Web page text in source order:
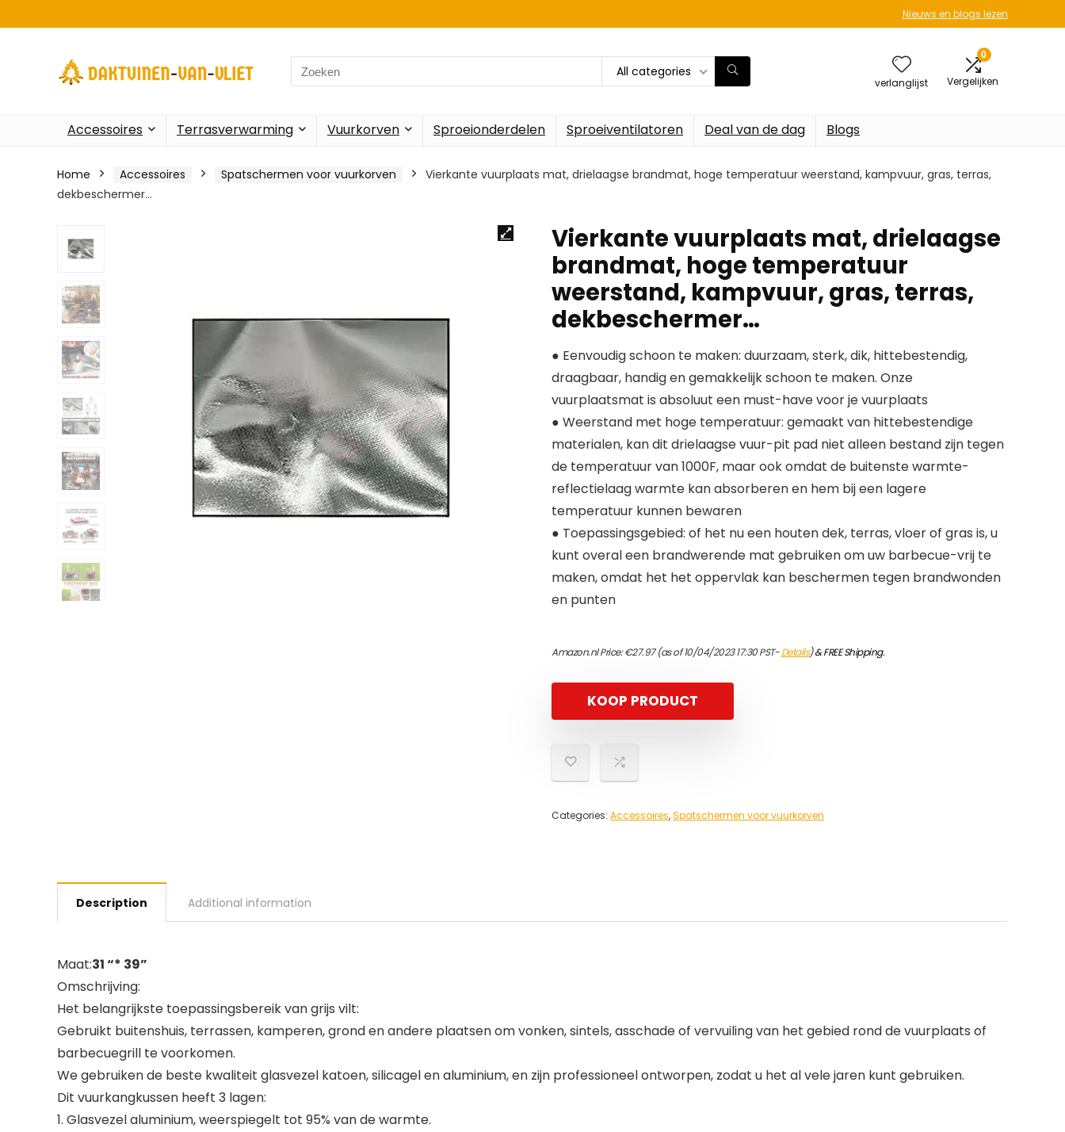
Nieuws en blogs lezen
Search
for:
All categories
verlanglijst
0
Vergelijken
Accessoires Terrasverwarming Vuurkorven Sproeionderdelen Sproeiventilatoren Deal van de dag Blogs
Home Accessoires Spatschermen voor vuurkorven
Vierkante vuurplaats mat, drielaagse brandmat, hoge temperatuur weerstand, kampvuur, gras, terras,
dekbeschermer…
Vierkante vuurplaats mat, drielaagse
brandmat, hoge temperatuur
weerstand, kampvuur, gras, terras,
dekbeschermer…
● Eenvoudig schoon te maken: duurzaam, sterk, dik, hittebestendig,
draagbaar, handig en gemakkelijk schoon te maken. Onze
vuurplaatsmat is absoluut een must-have voor je vuurplaats
● Weerstand met hoge temperatuur: gemaakt van hittebestendige
materialen, kan dit drielaagse vuur-pit pad niet alleen bestand zijn tegen
de temperatuur van 1000F, maar ook omdat de buitenste warmte-
reflectielaag warmte kan absorberen en hem bij een lagere
temperatuur kunnen bewaren
● Toepassingsgebied: of het nu een houten dek, terras, vloer of gras is, u
kunt overal een brandwerende mat gebruiken om uw barbecue-vrij te
maken, omdat het het oppervlak kan beschermen tegen brandwonden
en punten
Amazon.nl Price:€27.97(as of 10/04/2023 17:30 PST-Details)&FREE Shipping.
KOOP PRODUCT
Categories: Accessoires,Spatschermen voor vuurkorven
Description Additional information
Maat:31 “* 39”
Omschrijving:
Het belangrijkste toepassingsbereik van grijs vilt:
Gebruikt buitenshuis, terrassen, kamperen, grond en andere plaatsen om vonken, sintels, asschade of vervuiling van het gebied rond de vuurplaats of
barbecuegrill te voorkomen.
We gebruiken de beste kwaliteit glasvezel katoen, silicagel en aluminium, en zijn professioneel ontworpen, zodat u het al vele jaren kunt gebruiken.
Dit vuurkangkussen heeft 3 lagen:
1. Glasvezel aluminium, weerspiegelt tot 95% van de warmte.